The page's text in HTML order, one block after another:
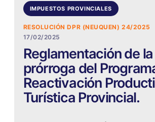
IMPUESTOS PROVINCIALES
RESOLUCIÓN DPR (NEUQUEN) 24/2025
17/02/2025
Reglamentación de la
prórroga del
Reactivación
Turística Provincial.